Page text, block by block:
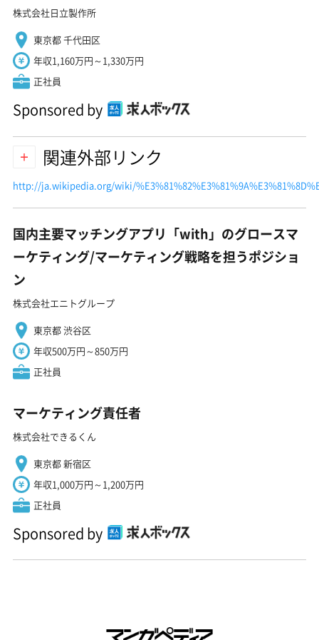
株式会社日立製作所
東京都 千代田区
年収1,160万円～1,330万円
正社員
Sponsored by
関連外部リンク
http://ja.wikipedia.org/wiki/
国内主要マッチングアプリ「with」のグロースマ
ーケティング/マーケティング戦略を担うポジショ
ン
株式会社エニトグループ
東京都 渋谷区
年収500万円～850万円
正社員
マーケティング責任者
株式会社できるくん
東京都 新宿区
年収1,000万円～1,200万円
正社員
Sponsored by